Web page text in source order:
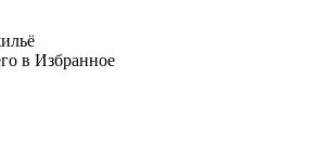
в Избранное